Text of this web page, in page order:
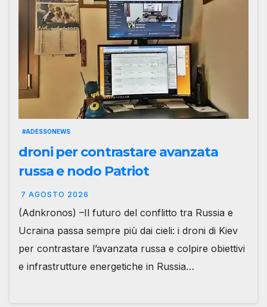
#ADESSONEWS
droni per contrastare avanzata
russa e nodo Patriot
7 AGOSTO 2026
(Adnkronos) –Il futuro del conflitto tra Russia e
Ucraina passa sempre più dai cieli: i droni di Kiev
per contrastare l’avanzata russa e colpire obiettivi
e infrastrutture energetiche in Russia…